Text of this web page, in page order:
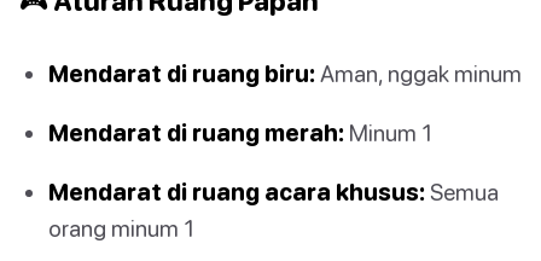
Mendarat di ruang biru: Aman, nggak minum
Mendarat di ruang merah: Minum 1
Mendarat di ruang acara khusus: Semua
orang minum 1